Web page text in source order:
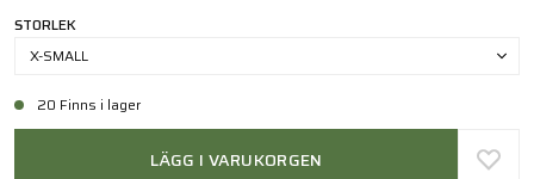
STORLEK
X-SMALL
20 Finns i lager
LÄGG I VARUKORGEN